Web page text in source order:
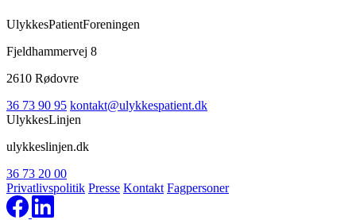
UlykkesPatientForeningen
Fjeldhammervej 8
2610 Rødovre
36 73 90 95 kontakt@ulykkespatient.dk
UlykkesLinjen
ulykkeslinjen.dk
36 73 20 00
Privatlivspolitik Presse Kontakt Fagpersoner